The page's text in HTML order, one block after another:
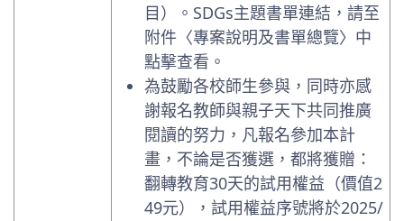
目）。SDGs主題書單連結，請至
附件〈專案說明及書單總覽〉中
點擊查看。
為鼓勵各校師生參與，同時亦感
謝報名教師與親子天下共同推廣
閱讀的努力，凡報名參加本計
畫，不論是否獲選，都將獲贈：
翻轉教育30天的試用權益（價值2
49元），試用權益序號將於2025/